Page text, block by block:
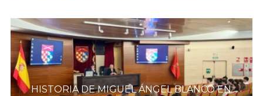
HISTORIA DE MIGUEL ÁNGEL BLANCO EN